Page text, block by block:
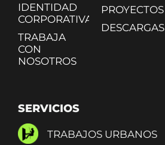
IDENTIDAD
CORPORATIVA
TRABAJA
CON
NOSOTROS
PROYECTOS
DESCARGAS
SERVICIOS
TRABAJOS URBANOS